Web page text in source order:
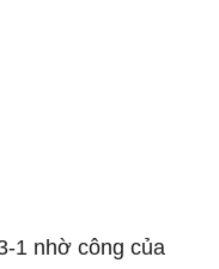
1 nhờ công của